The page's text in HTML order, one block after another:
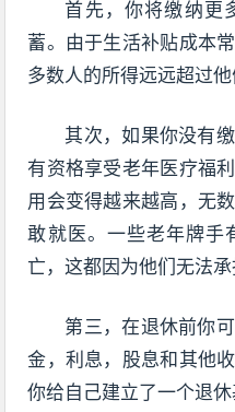
首先，你将缴纳更
蓄。由于生活补贴成本
多数人的所得远远超过他
其次，如果你没有
有资格享受老年医疗福
用会变得越来越高，无
敢就医。一些老年牌手
亡，这都因为他们无法
第三，在退休前你
金，利息，股息和其他
你给自己建立了一个退休